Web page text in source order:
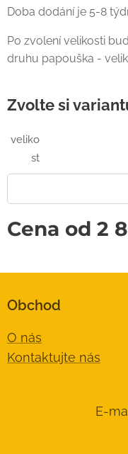
Doba dodání je 5-8
Po zvolení velikosti
druhu papouška -
Zvolte si
veliko
st
Cena od 2
Obchod
O nás
Kontaktujte nás
E-